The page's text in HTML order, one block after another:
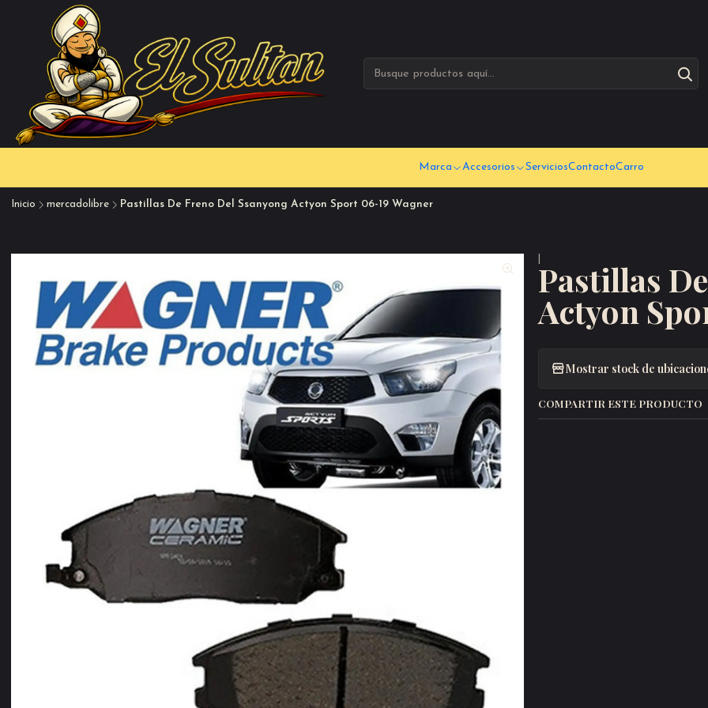
Marca Accesorios ServiciosContactoCarro
Inicio mercadolibre Pastillas De Freno Del Ssanyong Actyon Sport 06-19 Wagner
Pastillas
Actyon
Mostrar stock de
COMPARTIR ESTE PRODUCTO